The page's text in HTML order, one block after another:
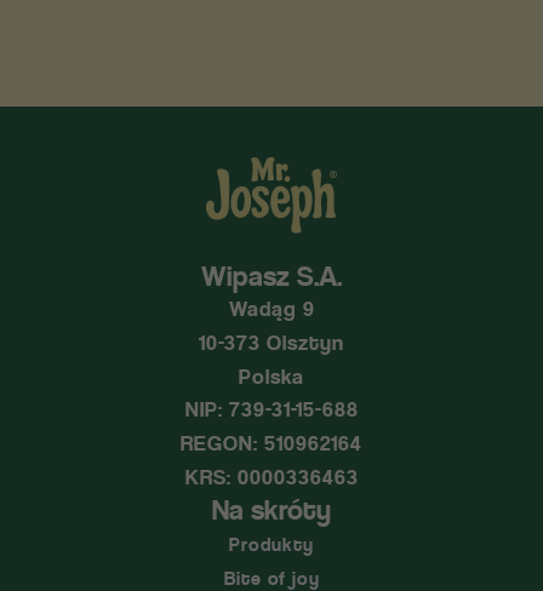
Wipasz S.A.
Wadąg 9
10-373 Olsztyn
Polska
NIP: 739-31-15-688
REGON: 510962164
KRS: 0000336463
Na skróty
Produkty
Bite of joy